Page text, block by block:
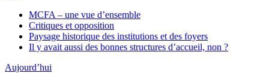
MCFA – une vue d’ensemble
Critiques et opposition
Paysage historique des institutions et des foyers
Il y avait aussi des bonnes structures d’accueil, non ?
Aujourd’hui